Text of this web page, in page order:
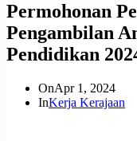
Permohonan
Pengambilan
Pendidikan
OnApr 1, 2024
InKerja Kerajaan